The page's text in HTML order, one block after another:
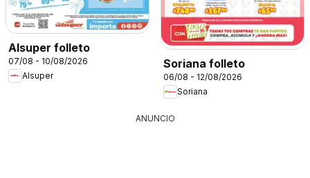
Alsuper folleto
07/08 - 10/08/2026
Alsuper
Soriana folleto
06/08 - 12/08/2026
Soriana
ANUNCIO